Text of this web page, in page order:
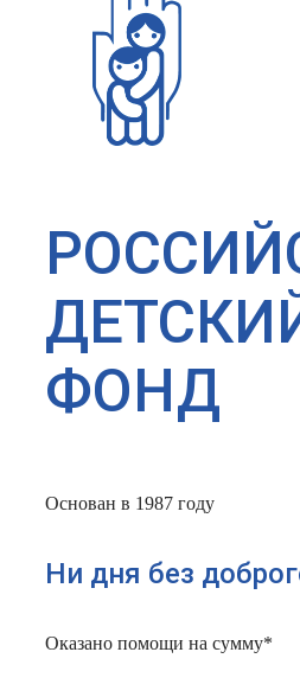
ФОНД
Основан в 1987 году
Ни дня без
Оказано помощи на сумму*